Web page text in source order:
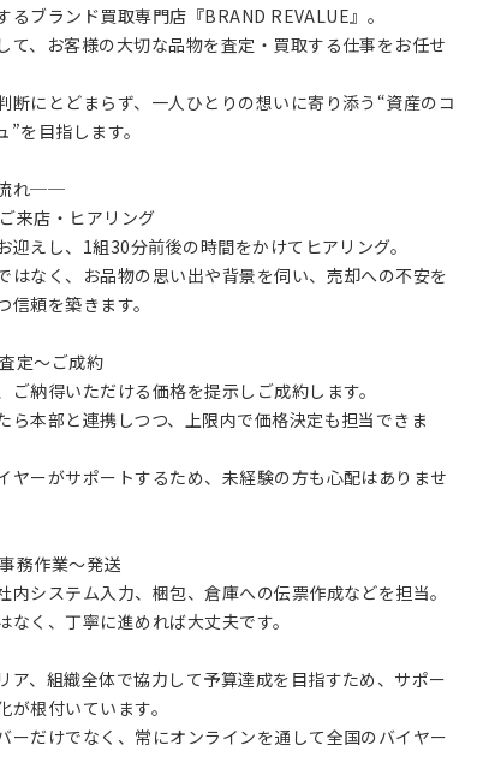
るブランド買取専門店『BRAND REVALUE』。
て、お客様の大切な品物を査定・買取する仕事をお任せ
断にとどまらず、一人ひとりの想いに寄り添う“資産のコ
”を目指します。
れ──
来店・ヒアリング
迎えし、1組30分前後の時間をかけてヒアリング。
はなく、お品物の思い出や背景を伺い、売却への不安を
信頼を築きます。
定～ご成約
ご納得いただける価格を提示しご成約します。
ら本部と連携しつつ、上限内で価格決定も担当できま
ヤーがサポートするため、未経験の方も心配はありませ
務作業～発送
内システム入力、梱包、倉庫への伝票作成などを担当。
なく、丁寧に進めれば大丈夫です。
ア、組織全体で協力して予算達成を目指すため、サポー
が根付いています。
ーだけでなく、常にオンラインを通して全国のバイヤー